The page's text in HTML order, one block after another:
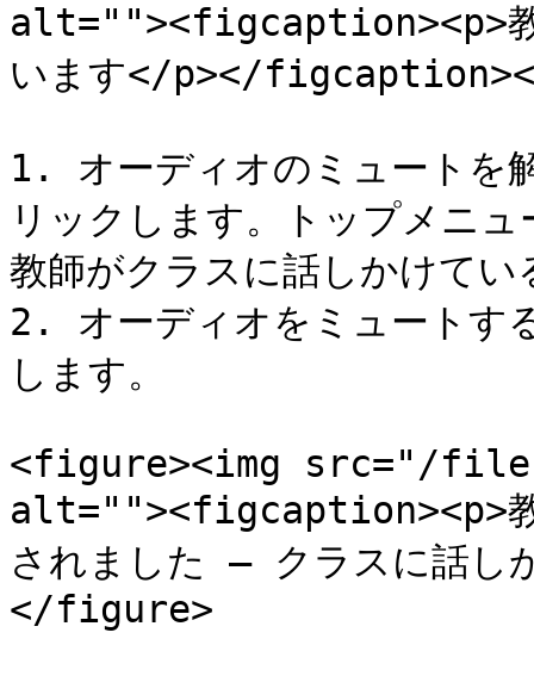
alt=""><figcaption><p>教
います</p></
1. オーディオのミュートを
リックします。トップメニ
教師がクラスに話しかけて
2. オーディオをミュートす
します。
<figure><img src="/files/
alt=""><figcaption><p>教
されました – クラスに話
</figure>